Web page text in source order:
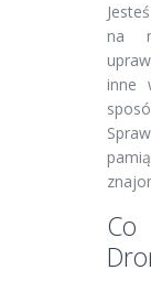
na
inne